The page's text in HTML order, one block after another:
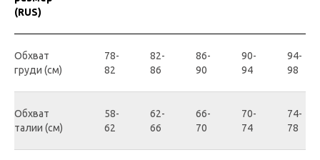
(RUS)
Обхват
груди (см)
78-
82
82-
86
86-
90
90-
94
94-
98
Обхват
талии (см)
58-
62
62-
66
66-
70
70-
74
74-
78